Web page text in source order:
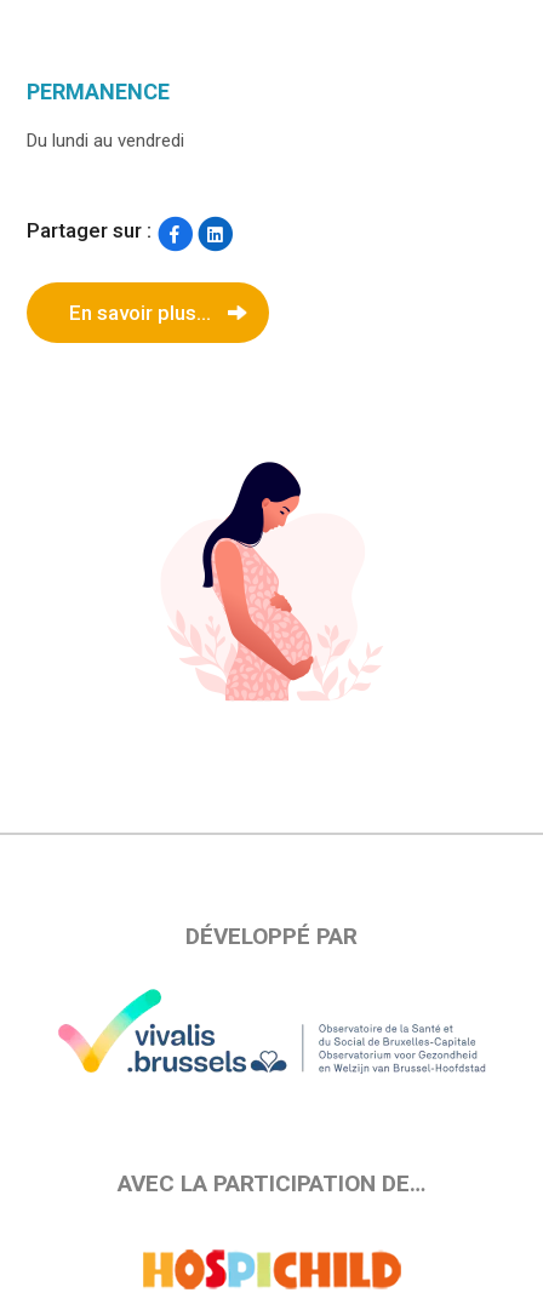
PERMANENCE
Du lundi au vendredi
Partager sur :
En savoir plus...
DÉVELOPPÉ PAR
AVEC LA PARTICIPATION DE…